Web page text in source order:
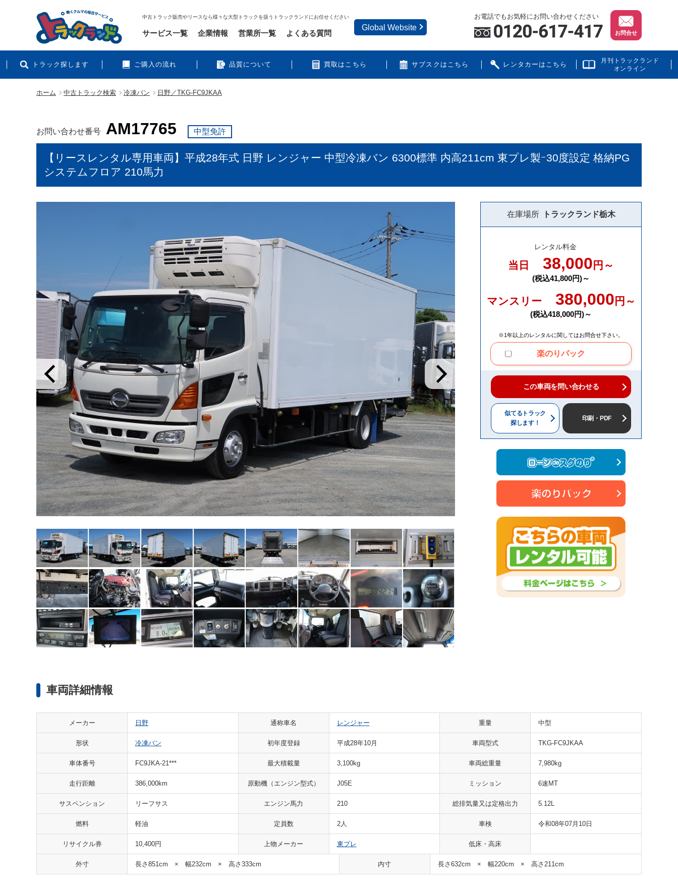
中古トラック販売やリースなら様々な大型トラックを扱うトラックランドにお任せください お電話でもお気軽にお問い合わせください
お問合せ
トラック探します ご購入の流れ 品質について 買取はこちら サブスクはこちら レンタカーはこちら
月刊トラックランド
オンライン
サービス一覧 企業情報 営業所一覧 よくある質問
Global Website
ホーム 中古トラック検索 冷凍バン 日野／TKG-FC9JKAA
お問い合わせ番号 AM17765 中型免許
【リースレンタル専用車両】平成28年式 日野 レンジャー 中型冷凍バン 6300標準 内高211cm 東プレ製ｰ30度設定 格納PG
システムフロア 210馬力
在庫場所 トラックランド栃木
レンタル料金
当日 38,000 円～
(税込41,800円)～
マンスリー 380,000 円～
(税込418,000円)～
※1年以上のレンタルに関してはお問合せ下さい。
楽のりパック
この車両を問い合わせる
似てるトラック
探します！
印刷・PDF
車両詳細情報
メーカー 日野 通称車名 レンジャー 重量 中型
形状 冷凍バン 初年度登録 平成28年10月 車両型式 TKG-FC9JKAA
車体番号 FC9JKA-21*** 最大積載量 3,100kg 車両総重量 7,980kg
走行距離 386,000km 原動機（エンジン型式） J05E ミッション 6速MT
サスペンション リーフサス エンジン馬力 210 総排気量又は定格出力 5.12L
燃料 軽油 定員数 2人 車検 令和08年07月10日
リサイクル券 10,400円 上物メーカー 東プレ 低床・高床
外寸 長さ851cm × 幅232cm × 高さ333cm 内寸 長さ632cm × 幅220cm × 高さ211cm